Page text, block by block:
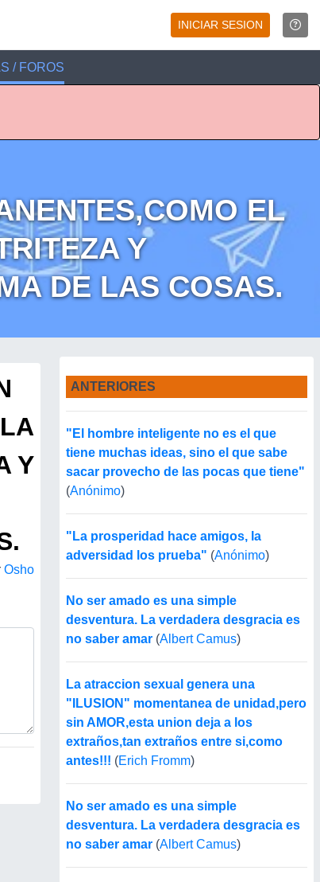
INICIAR SESION
/ FOROS
EL
Y
DE LAS COSAS.
Y
Osho
ANTERIORES
"El hombre inteligente no es el que
tiene muchas ideas, sino el que sabe
sacar provecho de las pocas que tiene"
(Anónimo)
"La prosperidad hace amigos, la
adversidad los prueba" (Anónimo)
No ser amado es una simple
desventura. La verdadera desgracia es
no saber amar (Albert Camus)
La atraccion sexual genera una
"ILUSION" momentanea de unidad,pero
sin AMOR,esta union deja a los
extraños,tan extraños entre si,como
antes!!! (Erich Fromm)
No ser amado es una simple
desventura. La verdadera desgracia es
no saber amar (Albert Camus)